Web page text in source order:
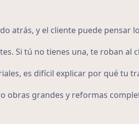
atrás, y el cliente puede pensar
Si tú no tienes una, te roban al
es difícil explicar por qué tu
obras grandes y reformas